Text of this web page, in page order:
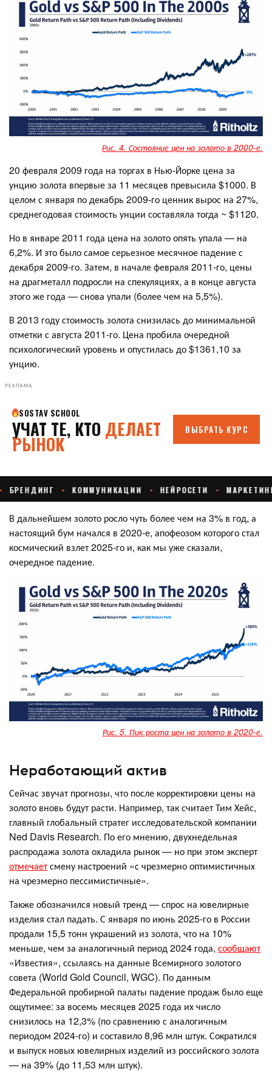
Рис. 4. Состояние цен на золото в 2000-е.
20 февраля 2009 года на торгах в Нью-Йорке цена за
унцию золота впервые за 11 месяцев превысила $1000. В
целом с января по декабрь 2009-го ценник вырос на 27%,
среднегодовая стоимость унции составляла тогда ~ $1120.
Но в январе 2011 года цена на золото опять упала — на
6,2%. И это было самое серьезное месячное падение с
декабря 2009-го. Затем, в начале февраля 2011-го, цены
на драгметалл подросли на спекуляциях, а в конце августа
этого же года — снова упали (более чем на 5,5%).
В 2013 году стоимость золота снизилась до минимальной
отметки с августа 2011-го. Цена пробила очередной
психологический уровень и опустилась до $1361,10 за
унцию.
РЕКЛАМА
В дальнейшем золото росло чуть более чем на 3% в год, а
настоящий бум начался в 2020-е, апофеозом которого стал
космический взлет 2025-го и, как мы уже сказали,
очередное падение.
Рис. 5. Пик роста цен на золото в 2020-е.
Неработающий актив
Сейчас звучат прогнозы, что после корректировки цены на
золото вновь будут расти. Например, так считает Тим Хейс,
главный глобальный стратег исследовательской компании
Ned Davis Research. По его мнению, двухнедельная
распродажа золота охладила рынок — но при этом эксперт
отмечаетсмену настроений «с чрезмерно оптимистичных
на чрезмерно пессимистичные».
Также обозначился новый тренд — спрос на ювелирные
изделия стал падать. С января по июнь 2025-го в России
продали 15,5 тонн украшений из золота, что на 10%
меньше, чем за аналогичный период 2024 года, сообщают
«Известия», ссылаясь на данные Всемирного золотого
совета (World Gold Council, WGC). По данным
Федеральной пробирной палаты падение продаж было еще
ощутимее: за восемь месяцев 2025 года их число
снизилось на 12,3% (по сравнению с аналогичным
периодом 2024-го) и составило 8,96 млн штук. Сократился
и выпуск новых ювелирных изделий из российского золота
— на 39% (до 11,53 млн штук).